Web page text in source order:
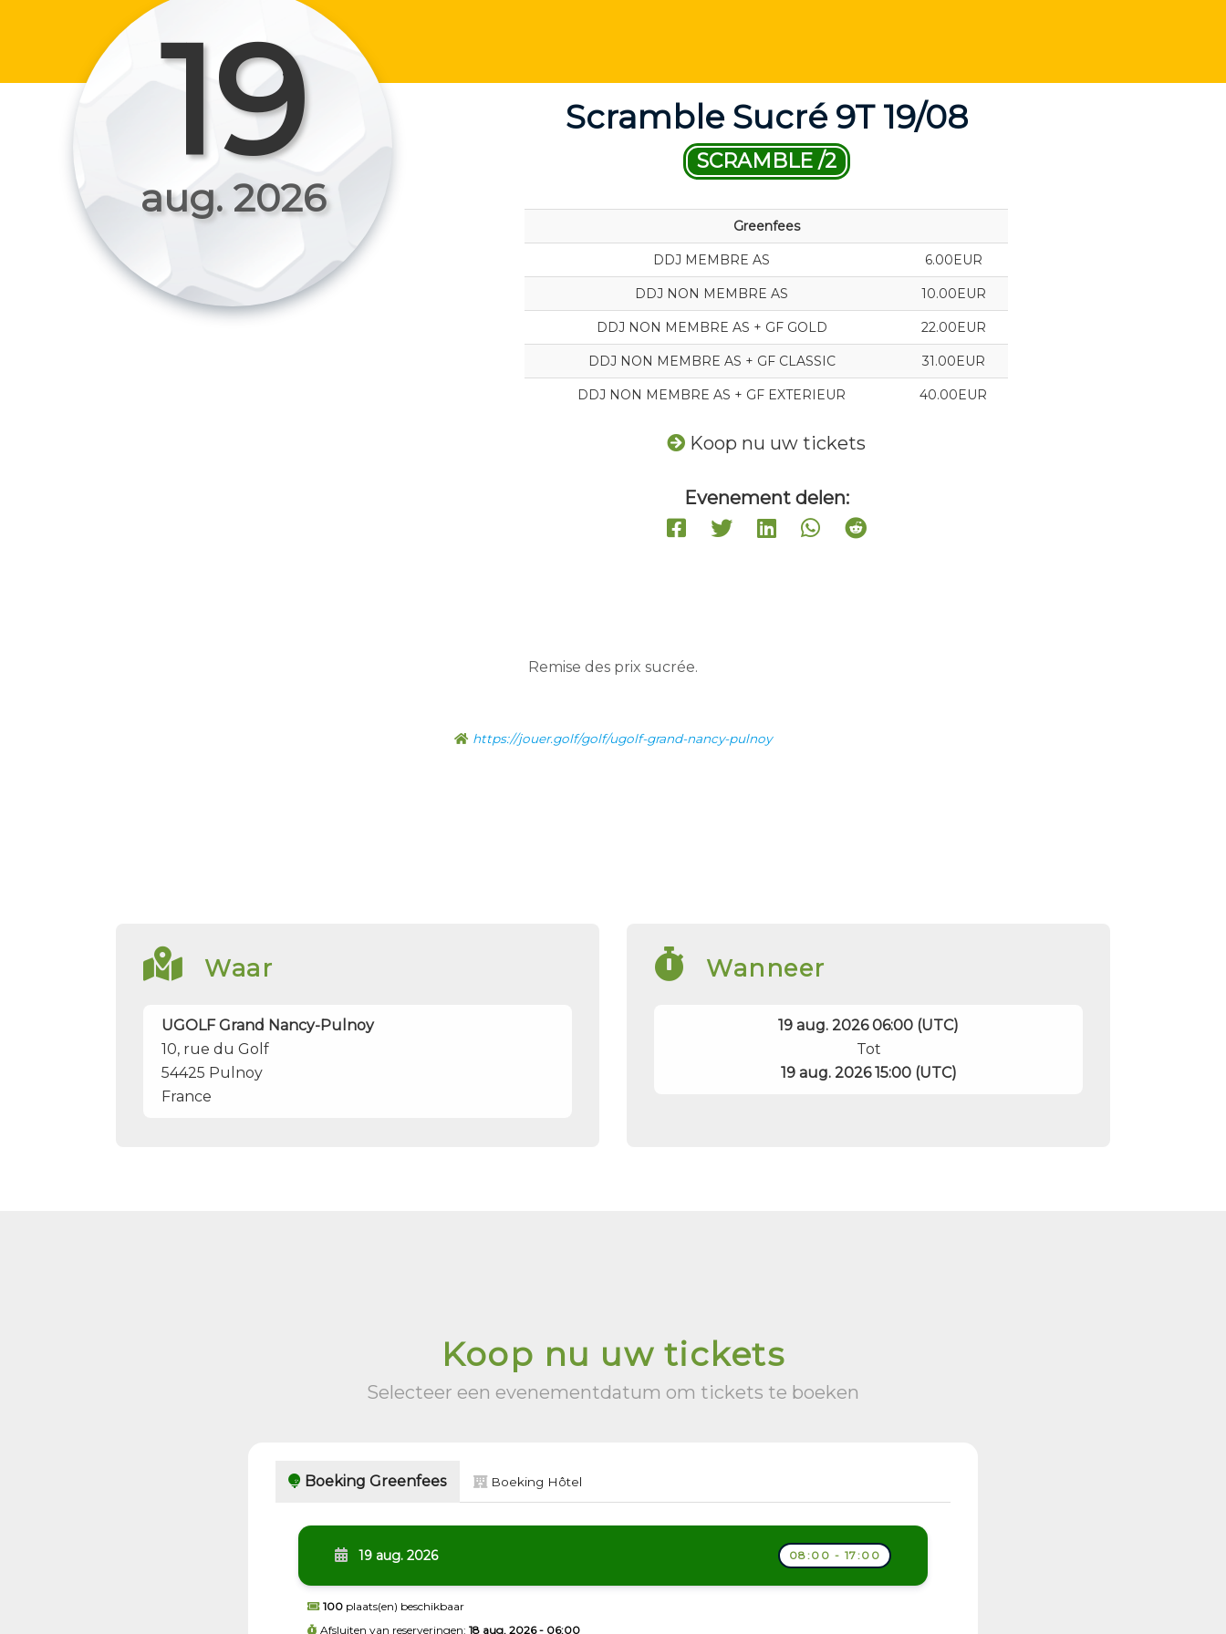
19
aug. 2026
Scramble Sucré 9T 19/08
SCRAMBLE /2
Greenfees
DDJ MEMBRE AS 6.00EUR
DDJ NON MEMBRE AS 10.00EUR
DDJ NON MEMBRE AS + GF GOLD 22.00EUR
DDJ NON MEMBRE AS + GF CLASSIC 31.00EUR
DDJ NON MEMBRE AS + GF EXTERIEUR 40.00EUR
Koop nu uw tickets
Evenement delen:
Remise des prix sucrée.
https://jouer.golf/golf/ugolf-grand-nancy-pulnoy
Waar
UGOLF Grand Nancy-Pulnoy
10, rue du Golf
54425 Pulnoy
France
Wanneer
19 aug. 2026 06:00 (UTC)
Tot
19 aug. 2026 15:00 (UTC)
Koop nu uw tickets
Selecteer een evenementdatum om tickets te boeken
Boeking Greenfees Boeking Hôtel
19 aug. 2026 08:00 - 17:00
100 plaats(en) beschikbaar
Afsluiten van reserveringen: 18 aug. 2026 - 06:00